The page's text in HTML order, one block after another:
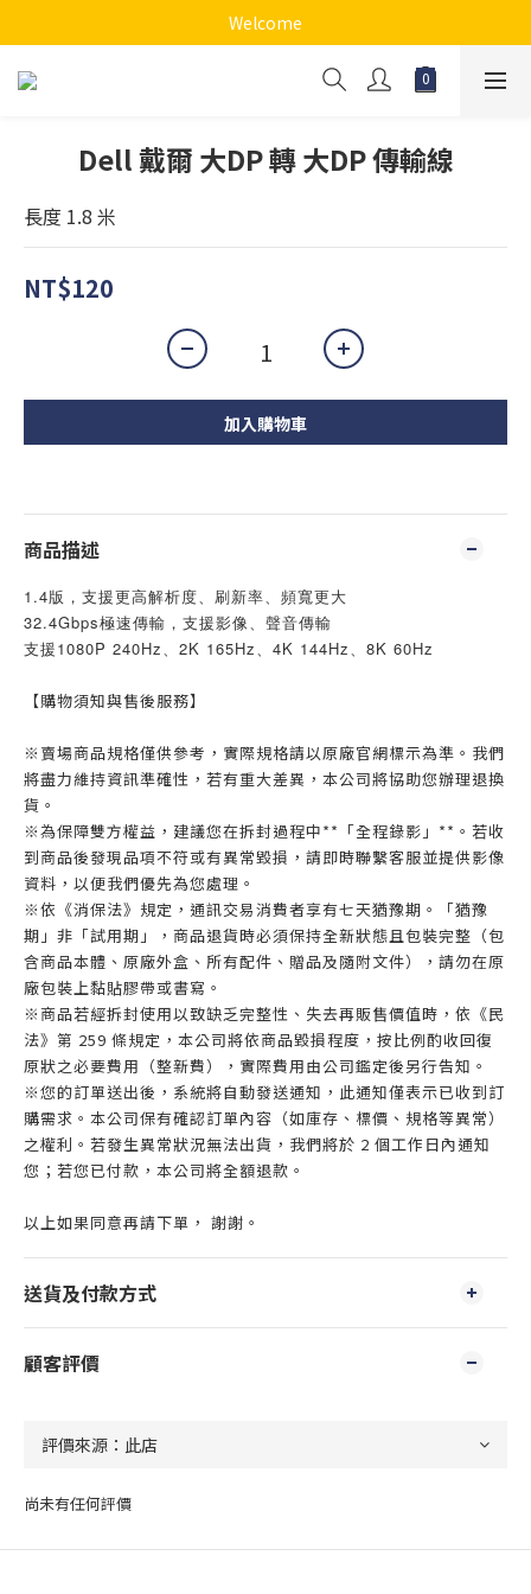
Welcome
Dell 戴爾 大DP 轉 大DP 傳輸線
長度 1.8 米
NT$120
加入購物車
商品描述
1.4版，支援更高解析度、刷新率、頻寬更大
32.4Gbps極速傳輸，支援影像、聲音傳輸
支援1080P 240Hz、2K 165Hz、4K 144Hz、8K 60Hz
【購物須知與售後服務】
※賣場商品規格僅供參考，實際規格請以原廠官網標示為準。我們
將盡力維持資訊準確性，若有重大差異，本公司將協助您辦理退換
貨。
※為保障雙方權益，建議您在拆封過程中**「全程錄影」**。若收
到商品後發現品項不符或有異常毀損，請即時聯繫客服並提供影像
資料，以便我們優先為您處理。
※依《消保法》規定，通訊交易消費者享有七天猶豫期。「猶豫
期」非「試用期」，商品退貨時必須保持全新狀態且包裝完整（包
含商品本體、原廠外盒、所有配件、贈品及隨附文件），請勿在原
廠包裝上黏貼膠帶或書寫。
※商品若經拆封使用以致缺乏完整性、失去再販售價值時，依《民
法》第 259 條規定，本公司將依商品毀損程度，按比例酌收回復
原狀之必要費用（整新費），實際費用由公司鑑定後另行告知。
※您的訂單送出後，系統將自動發送通知，此通知僅表示已收到訂
購需求。本公司保有確認訂單內容（如庫存、標價、規格等異常）
之權利。若發生異常狀況無法出貨，我們將於 2 個工作日內通知
您；若您已付款，本公司將全額退款。
以上如果同意再請下單， 謝謝。
送貨及付款方式
顧客評價
尚未有任何評價